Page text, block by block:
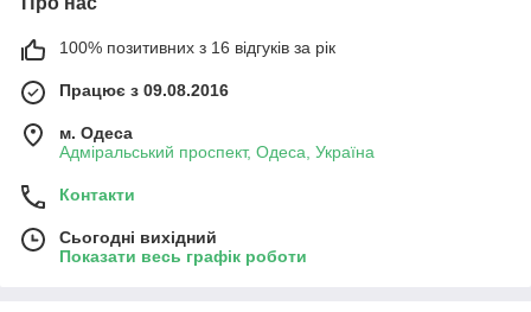
100% позитивних з 16 відгуків за рік
Працює з 09.08.2016
м. Одеса
Адміральський проспект, Одеса, Україна
Контакти
Сьогодні вихідний
Показати весь графік роботи